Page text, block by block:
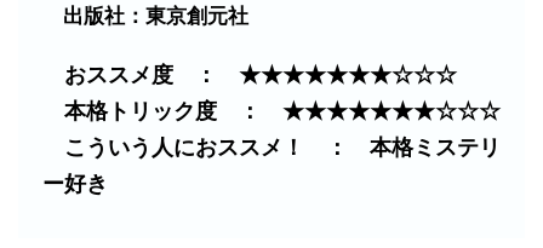
出版社：東京創元社
おススメ度 ： ★★★★★★★☆☆☆
本格トリック度 ： ★★★★★★★☆☆☆
こういう人におススメ！ ： 本格ミステリ
ー好き